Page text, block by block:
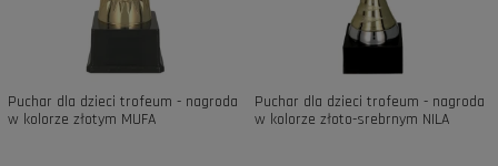
Puchar dla dzieci trofeum - nagroda
w kolorze złotym MUFA
Puchar dla dzieci trofeum - nagroda
w kolorze złoto-srebrnym NILA